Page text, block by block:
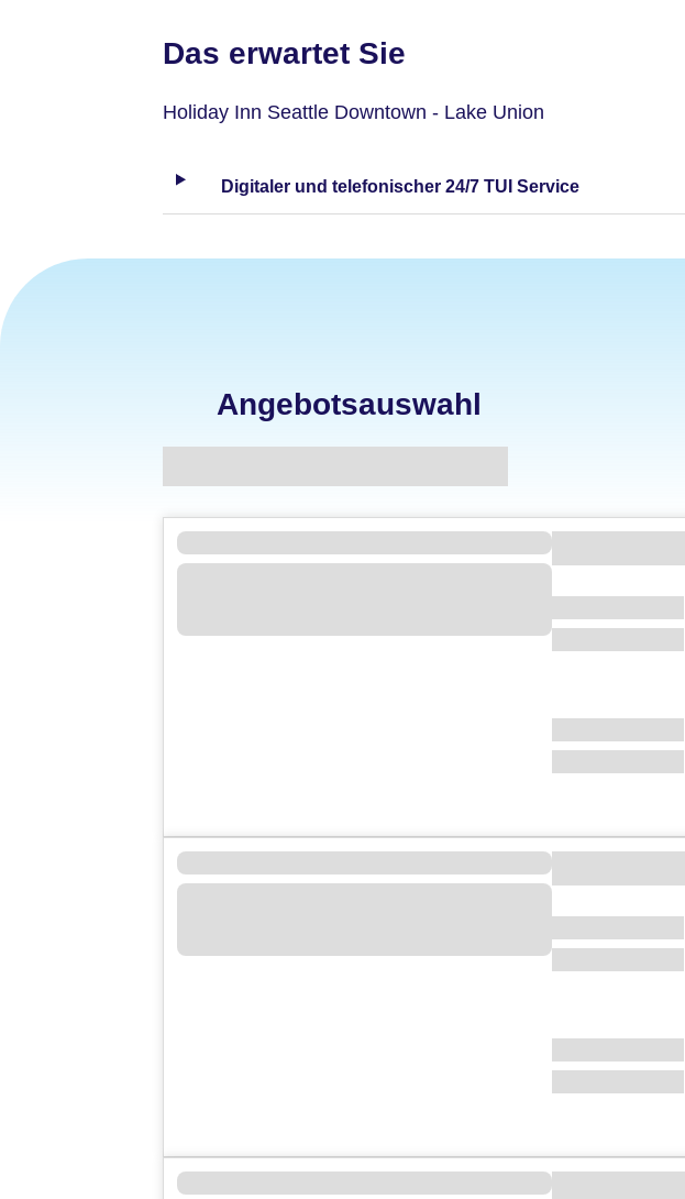
Das erwartet Sie
Holiday Inn Seattle Downtown - Lake Union
Digitaler und telefonischer 24/7 TUI Service
Angebotsauswahl